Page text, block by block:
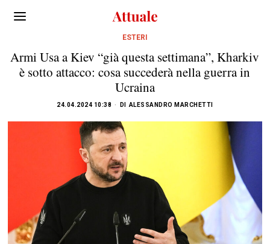
ESTERI
Armi Usa a Kiev “già questa settimana”, Kharkiv
è sotto attacco: cosa succederà nella guerra in
Ucraina
24.04.2024 10:38 DI ALESSANDRO MARCHETTI